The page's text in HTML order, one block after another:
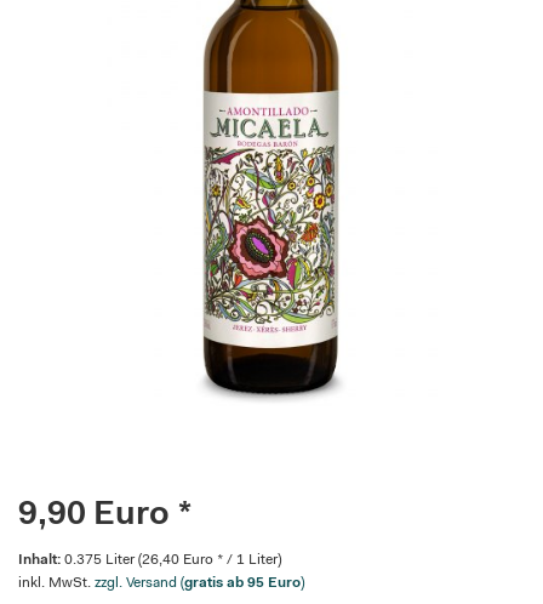
9,90 Euro *
Inhalt: 0.375 Liter (26,40 Euro * / 1 Liter)
inkl. MwSt. zzgl. Versand (gratis ab 95 Euro)